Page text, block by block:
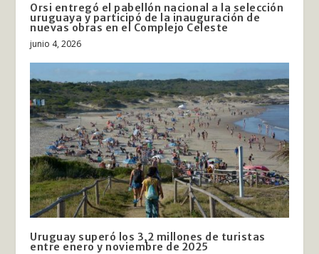
Orsi entregó el pabellón nacional a la selección
uruguaya y participó de la inauguración de
nuevas obras en el Complejo Celeste
junio 4, 2026
Uruguay superó los 3,2 millones de turistas
entre enero y noviembre de 2025